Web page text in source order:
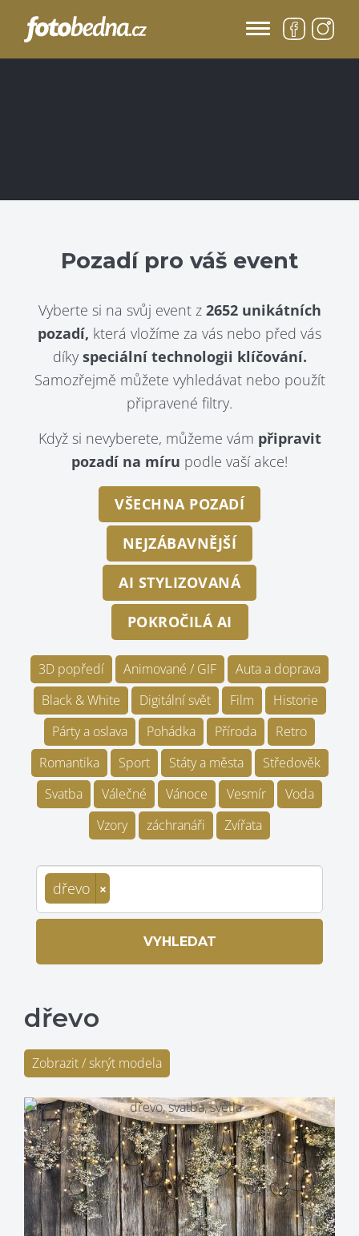
Pozadí pro váš event
Vyberte si na svůj event z 2652 unikátních
pozadí, která vložíme za vás nebo před vás
díky speciální technologii klíčování.
Samozřejmě můžete vyhledávat nebo použít
připravené filtry.
Když si nevyberete, můžeme vám připravit
pozadí na míru podle vaší akce!
VŠECHNA POZADÍ
NEJZÁBAVNĚJŠÍ
AI STYLIZOVANÁ
POKROČILÁ AI
3D popředí Animované / GIF
Auta a doprava
Black & White
Digitální svět Film
Historie
Párty a oslava
Pohádka Příroda
Retro
Romantika
Sport Státy a města
Středověk
Svatba
Válečné Vánoce Vesmír
Voda
Vzory
záchranáři Zvířata
dřevo ×
VYHLEDAT
dřevo
Zobrazit / skrýt modela